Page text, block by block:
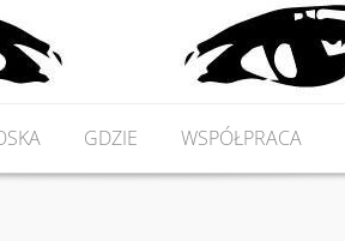
GDZIE WSPÓŁPRACA